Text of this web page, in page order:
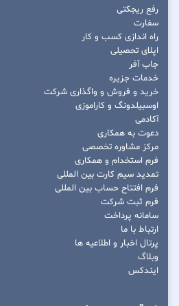
رفع ریجکتی
سفارت
راه اندازی کسب و کار
اپلای تحصیلی
جاب آفر
خدمات جزیره
خرید و فروش و واگذاری شرکت
اوسبیلدونگ و کاراموزی
آکادمی
دعوت به همکاری
مرکز مشاوره تخصصی
فرم استخدام و همکاری
تمدید سیم کارت بین المللی
فرم افتتاح حساب بین المللی
فرم ثبت شرکت
سامانه پرداخت
ارتباط با ما
پرتال اخبار و اطلاعیه ها
وبلاگ
ایندکس